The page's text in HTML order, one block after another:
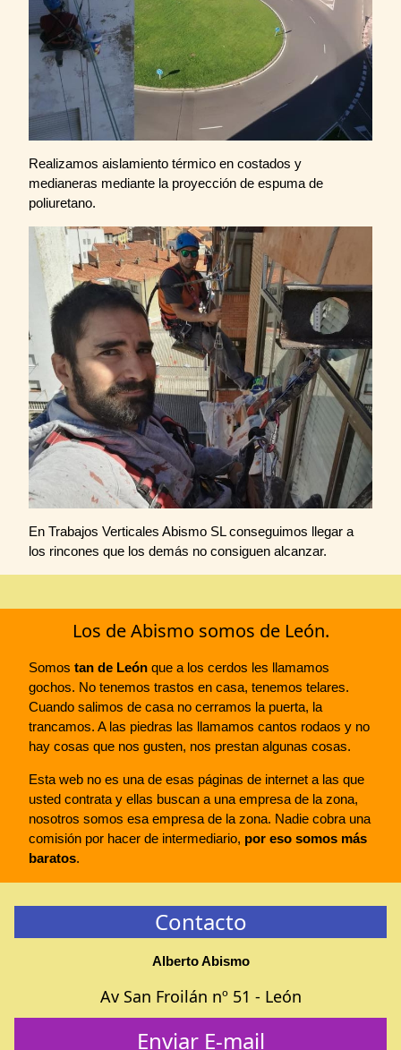
Realizamos aislamiento térmico en costados y
medianeras mediante la proyección de espuma de
poliuretano.
En Trabajos Verticales Abismo SL conseguimos llegar a
los rincones que los demás no consiguen alcanzar.
Los de Abismo somos de León.
Somos tan de León que a los cerdos les llamamos
gochos. No tenemos trastos en casa, tenemos telares.
Cuando salimos de casa no cerramos la puerta, la
trancamos. A las piedras las llamamos cantos rodaos y no
hay cosas que nos gusten, nos prestan algunas cosas.
Esta web no es una de esas páginas de internet a las que
usted contrata y ellas buscan a una empresa de la zona,
nosotros somos esa empresa de la zona. Nadie cobra una
comisión por hacer de intermediario, por eso somos más
baratos.
Contacto
Alberto Abismo
Av San Froilán nº 51 - León
Enviar E-mail